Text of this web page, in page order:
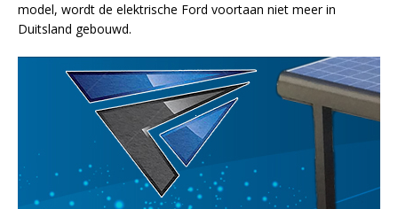
model, wordt de elektrische Ford voortaan niet meer in
Duitsland gebouwd.